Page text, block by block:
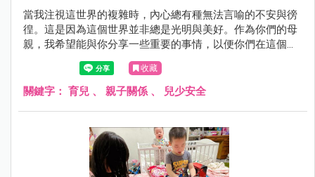
當我注視這世界的複雜時，內心總有種無法言喻的不安與徬
徨。這是因為這個世界並非總是光明與美好。作為你們的母
親，我希望能與你分享一些重要的事情，以便你們在這個多
彩的世界中找到自己的位置。
收藏
關鍵字： 育兒 、 親子關係 、 兒少安全